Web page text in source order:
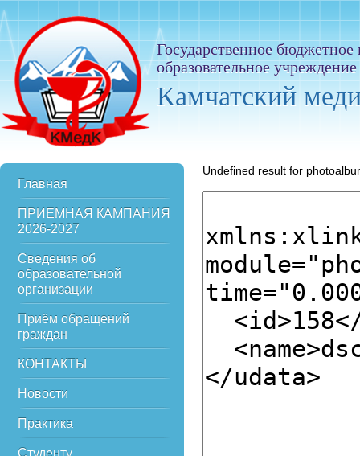
Государственное
образовательное
Камчатский
Главная
ПРИЕМНАЯ КАМПАНИЯ
2026-2027
Сведения об
образовательной
организации
Приём обращений
граждан
КОНТАКТЫ
Новости
Практика
Студенту
Undefined result for